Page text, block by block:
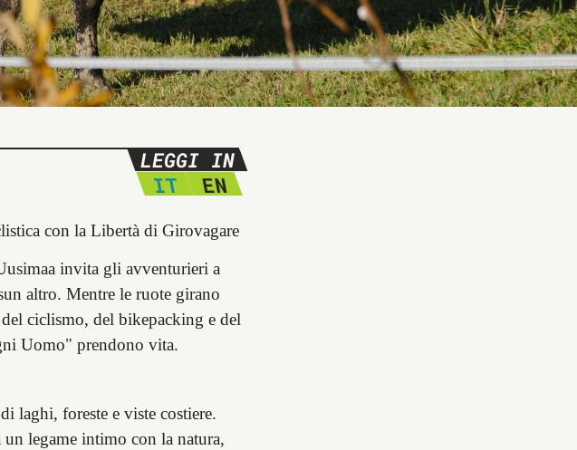
LEGGI IN
IT
EN
con la Libertà di Girovagare
invita gli avventurieri a
altro. Mentre le ruote girano
ciclismo, del bikepacking e del
Uomo" prendono vita.
laghi, foreste e viste costiere.
un legame intimo con la natura,